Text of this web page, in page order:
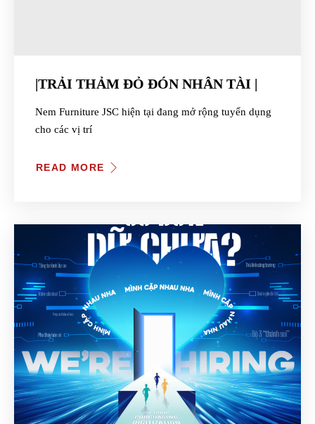
|TRẢI THẢM ĐỎ ĐÓN NHÂN TÀI |
Nem Furniture JSC hiện tại đang mở rộng tuyển dụng
cho các vị trí
READ MORE